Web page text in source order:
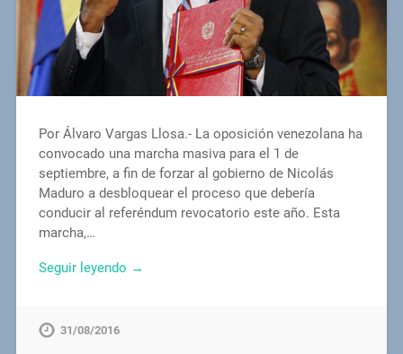
Por Álvaro Vargas Llosa.- La oposición venezolana ha
convocado una marcha masiva para el 1 de
septiembre, a fin de forzar al gobierno de Nicolás
Maduro a desbloquear el proceso que debería
conducir al referéndum revocatorio este año. Esta
marcha,…
Seguir leyendo →
31/08/2016